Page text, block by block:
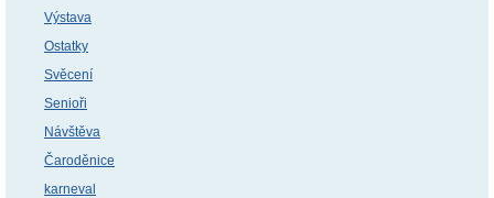
Výstava
Ostatky
Svěcení
Senioři
Návštěva
Čaroděnice
karneval